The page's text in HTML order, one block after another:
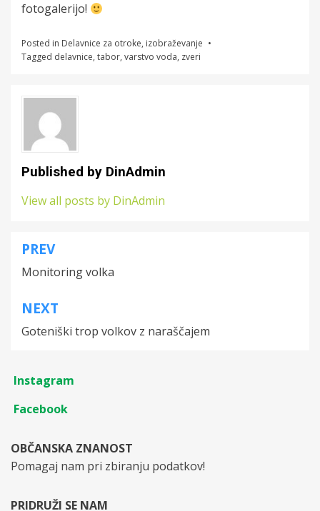
fotogalerijo!
Posted in Delavnice za otroke, izobraževanje
Tagged delavnice, tabor, varstvo voda, zveri
Published by DinAdmin
View all posts by DinAdmin
Post
navigation
PREV
Monitoring volka
NEXT
Goteniški trop volkov z naraščajem
Instagram
Facebook
OBČANSKA ZNANOST
Pomagaj nam pri zbiranju podatkov!
PRIDRUŽI SE NAM